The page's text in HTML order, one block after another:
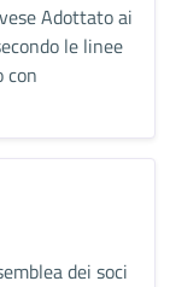
Adottato ai
le linee
con
dei soci